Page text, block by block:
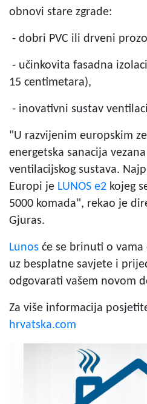
obnovi stare zgrade:
- dobri PVC ili drveni
- učinkovita fasadna
15 centimetara),
- inovativni sustav
"U razvijenim europskim
energetska sanacija
ventilacijskog sustava.
Europi je LUNOS e2 kojeg
5000 komada", rekao je
Gjuras.
Lunos će se brinuti o
uz besplatne savjete i
odgovarati vašem novom
Za više informacija
hrvatska.com